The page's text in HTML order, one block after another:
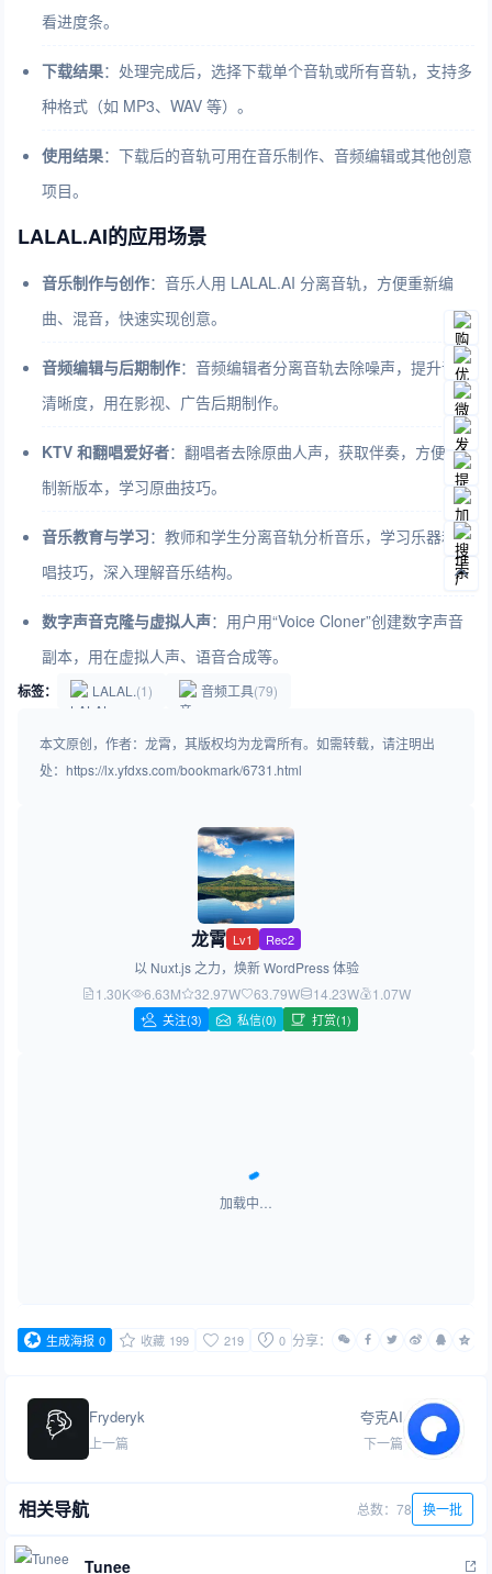
看进度条。
下载结果：处理完成后，选择下载单个音轨或所有音轨，支持多
种格式（如 MP3、WAV 等）。
使用结果：下载后的音轨可用在音乐制作、音频编辑或其他创意
项目。
LALAL.AI的应用场景
音乐制作与创作：音乐人用 LALAL.AI 分离音轨，方便重新编
曲、混音，快速实现创意。
音频编辑与后期制作：音频编辑者分离音轨去除噪声，提升音频
清晰度，用在影视、广告后期制作。
KTV 和翻唱爱好者：翻唱者去除原曲人声，获取伴奏，方便录
制新版本，学习原曲技巧。
音乐教育与学习：教师和学生分离音轨分析音乐，学习乐器和演
唱技巧，深入理解音乐结构。
数字声音克隆与虚拟人声：用户用“Voice Cloner”创建数字声音
副本，用在虚拟人声、语音合成等。
标签： LALAL.(1) 音频工具(79)
本文原创，作者：龙霄，其版权均为龙霄所有。如需转载，请注明出
处：https://lx.yfdxs.com/bookmark/6731.html
龙霄 Lv1 Rec2
以 Nuxt.js 之力，焕新 WordPress 体验
1.30K
6.63M 32.97W 63.79W 14.23W 1.07W
关注(3) 私信(0) 打赏(1)
加载中…
生成海报 0 收藏 199 219 0 分享：
Fryderyk
上一篇
夸克AI
下一篇
相关导航 总数：78 换一批
Tunee